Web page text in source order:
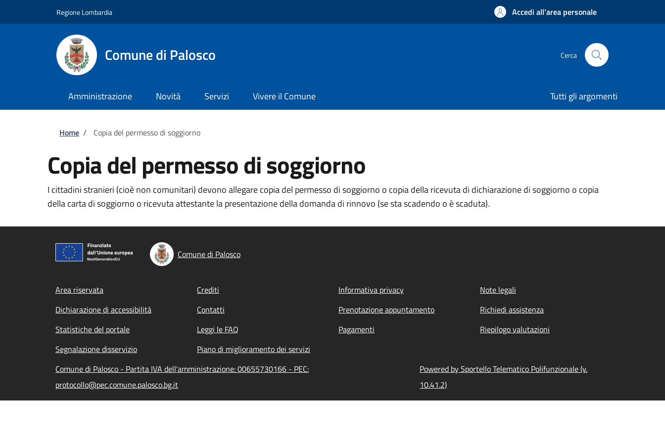
Regione Lombardia Accedi all'area personale
Comune di Palosco Cerca
Amministrazione Novità Servizi Vivere il Comune Tutti gli argomenti
Briciole di pane
Home / Copia del permesso di soggiorno
Copia del permesso di soggiorno
I cittadini stranieri (cioè non comunitari) devono allegare copia del permesso di soggiorno o copia della ricevuta di dichiarazione di soggiorno o copia
della carta di soggiorno o ricevuta attestante la presentazione della domanda di rinnovo (se sta scadendo o è scaduta).
Comune di Palosco
Footer menu
Area riservata Crediti Informativa privacy
Note legali
Dichiarazione di accessibilità
Contatti Prenotazione appuntamento
Richiedi assistenza
Statistiche del portale
Leggi le FAQ Pagamenti
Riepilogo valutazioni
Segnalazione disservizio
Piano di miglioramento dei servizi
Comune di Palosco - Partita IVA dell'amministrazione: 00655730166 - PEC:
protocollo@pec.comune.palosco.bg.it
Powered by Sportello Telematico Polifunzionale (v.
10.41.2)